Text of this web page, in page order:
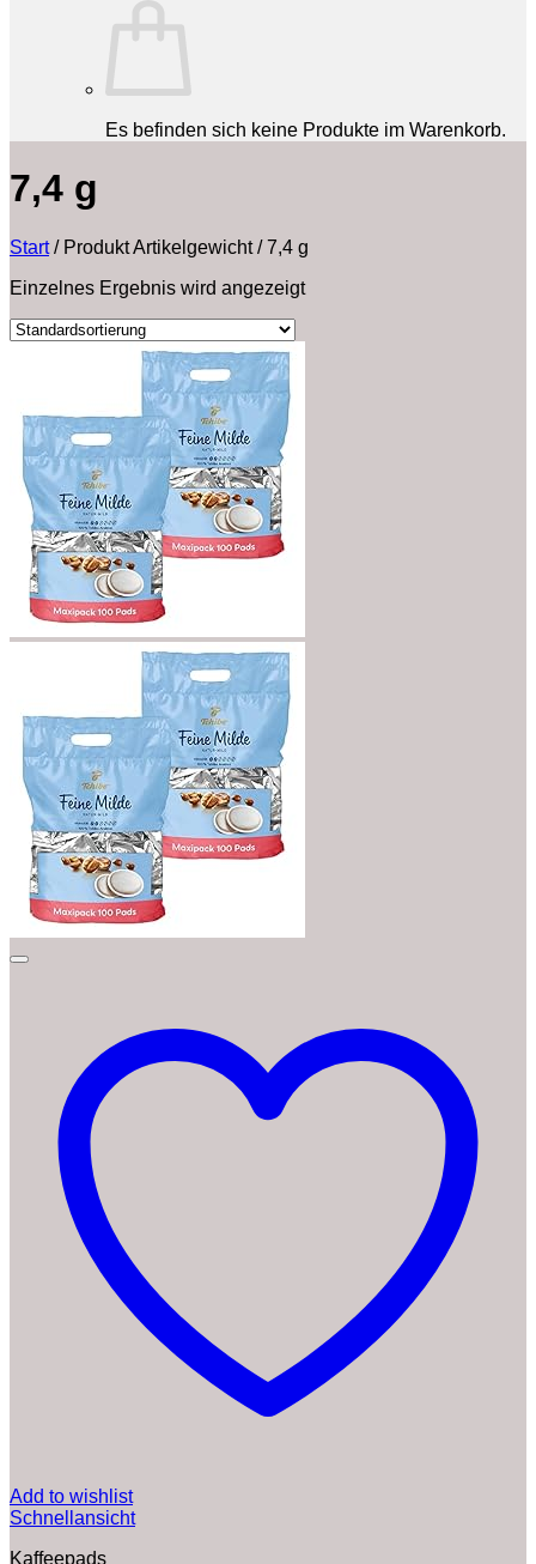
Es befinden sich keine Produkte im Warenkorb.
‎7,4 g
Start /Produkt Artikelgewicht/‎7,4 g
Einzelnes Ergebnis wird angezeigt
Add to wishlist
Schnellansicht
Kaffeepads